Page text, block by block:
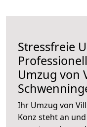
Stressfreie
Umzug von
Ihr Umzug von
Konz steht an